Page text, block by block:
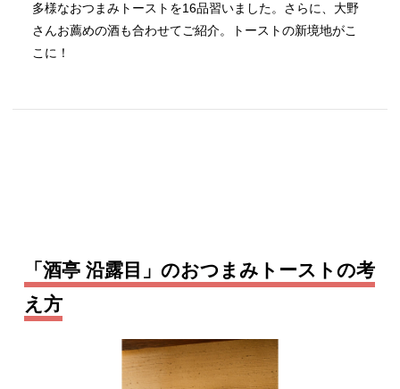
多様なおつまみトーストを16品習いました。さらに、大野
さんお薦めの酒も合わせてご紹介。トーストの新境地がこ
こに！
「酒亭 沿露目」のおつまみトーストの考
え方